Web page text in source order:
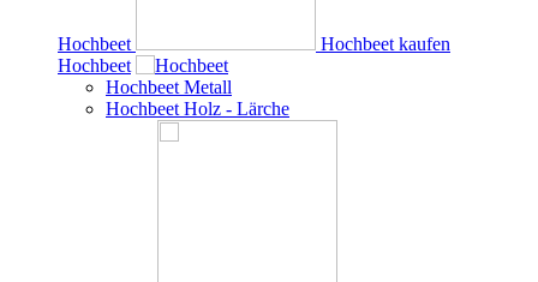
Hochbeet
Hochbeet kaufen
Hochbeet
Hochbeet Metall
Hochbeet Holz - Lärche